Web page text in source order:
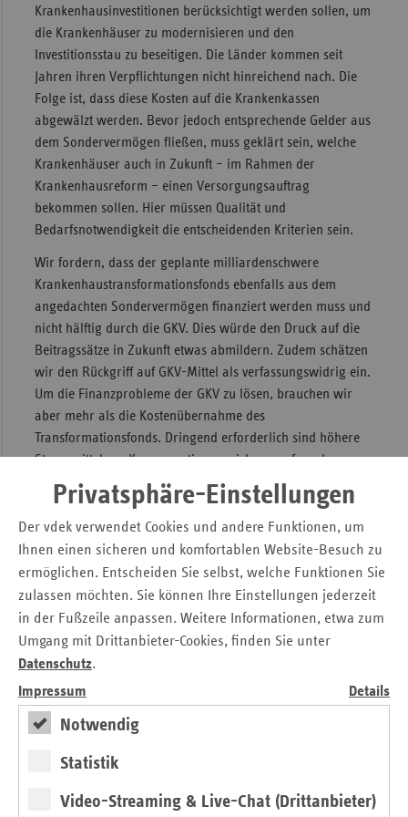
Privatsphäre-Einstellungen
Der vdek verwendet Cookies und andere Funktionen, um
Ihnen einen sicheren und komfortablen Website-Besuch zu
ermöglichen. Entscheiden Sie selbst, welche Funktionen Sie
zulassen möchten. Sie können Ihre Einstellungen jederzeit
in der Fußzeile anpassen. Weitere Informationen, etwa zum
Umgang mit Drittanbieter-Cookies, finden Sie unter
Datenschutz.
Impressum
Details
Notwendig
Statistik
Video-Streaming & Live-Chat (Drittanbieter)
Krankenhausinvestitionen berücksichtigt werden sollen, um
die Krankenhäuser zu modernisieren und den
Investitionsstau zu beseitigen. Die Länder kommen seit
Jahren ihren Verpflichtungen nicht hinreichend nach. Die
Folge ist, dass diese Kosten auf die Krankenkassen
abgewälzt werden. Bevor jedoch entsprechende Gelder aus
dem Sondervermögen fließen, muss geklärt sein, welche
Krankenhäuser auch in Zukunft – im Rahmen der
Krankenhausreform – einen Versorgungsauftrag
bekommen sollen. Hier müssen Qualität und
Bedarfsnotwendigkeit die entscheidenden Kriterien sein.
Wir fordern, dass der geplante milliardenschwere
Krankenhaustransformationsfonds ebenfalls aus dem
angedachten Sondervermögen finanziert werden muss und
nicht hälftig durch die GKV. Dies würde den Druck auf die
Beitragssätze in Zukunft etwas abmildern. Zudem schätzen
wir den Rückgriff auf GKV-Mittel als verfassungswidrig ein.
Um die Finanzprobleme der GKV zu lösen, brauchen wir
aber mehr als die Kostenübernahme des
Transformationsfonds. Dringend erforderlich sind höhere
Steuermittel zur Kompensation versicherungsfremder
Leistungen. 14,5 Mrd. Euro sind bei weitem nicht
ausreichend, sie stagnieren seit 2017 und müssen dringend
dynamisiert werden. Auch die kostendeckenden GKV-
Beiträge für Bürgergeldbeziehende stehen aus (9
Milliarden Euro). Zudem werden Ausgaben- und
Strukturprobleme der GKV damit nicht gelöst.“
Pressemitteilung zum Download
Sondervermögen auch für Kliniken – vdek-
Vorstandsvorsitzende Elsner: Gut, dass Kliniken
berücksichtigt werden. Wichtig: nur bedarfsgerechte
Kliniken fördern
Kontakt